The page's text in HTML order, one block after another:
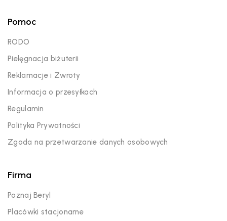
Pomoc
RODO
Pielęgnacja biżuterii
Reklamacje i Zwroty
Informacja o przesyłkach
Regulamin
Polityka Prywatności
Zgoda na przetwarzanie danych osobowych
Firma
Poznaj Beryl
Placówki stacjonarne